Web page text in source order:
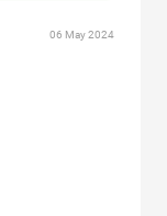
06 May 2024